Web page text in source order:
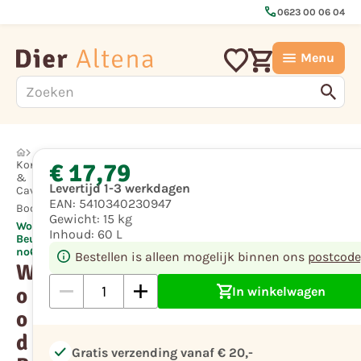
call0623 00 06 04
Menu
Konijn
&
Cavia
Bodembedekkers
Wood Bedding
Beukenhoutsnippers
no6
W
o
o
d
€ 17,79
Levertijd 1-3 werkdagen
EAN: 5410340230947
Gewicht: 15 kg
Inhoud: 60 L
Bestellen is alleen mogelijk binnen ons
In winkelwagen
check Gratis verzending vanaf € 20,-